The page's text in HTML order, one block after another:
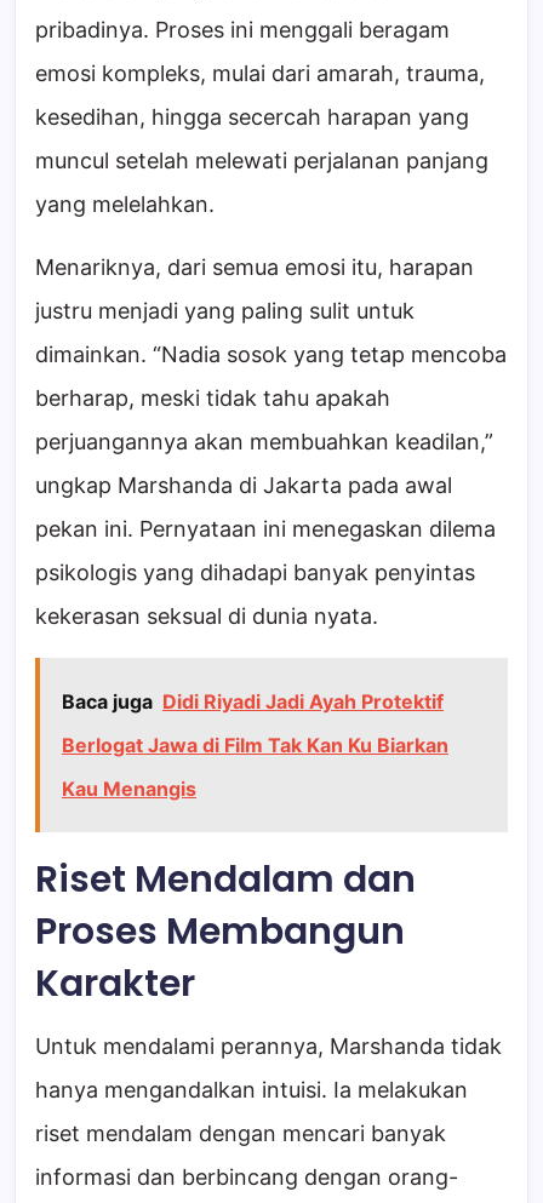
pribadinya. Proses ini menggali beragam
emosi kompleks, mulai dari amarah, trauma,
kesedihan, hingga secercah harapan yang
muncul setelah melewati perjalanan panjang
yang melelahkan.
Menariknya, dari semua emosi itu, harapan
justru menjadi yang paling sulit untuk
dimainkan. “Nadia sosok yang tetap mencoba
berharap, meski tidak tahu apakah
perjuangannya akan membuahkan keadilan,”
ungkap Marshanda di Jakarta pada awal
pekan ini. Pernyataan ini menegaskan dilema
psikologis yang dihadapi banyak penyintas
kekerasan seksual di dunia nyata.
Baca juga Didi Riyadi Jadi Ayah Protektif
Berlogat Jawa di Film Tak Kan Ku Biarkan
Kau Menangis
Riset Mendalam dan
Proses Membangun
Karakter
Untuk mendalami perannya, Marshanda tidak
hanya mengandalkan intuisi. Ia melakukan
riset mendalam dengan mencari banyak
informasi dan berbincang dengan orang-